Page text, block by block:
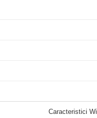
Caracteristici